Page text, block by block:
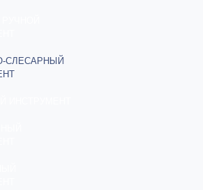
СЛЕСАРНЫЙ
ИНСТРУМЕНТ